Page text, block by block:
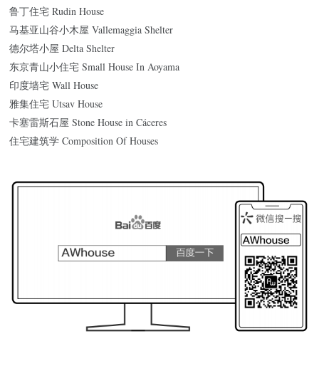
鲁丁住宅 Rudin House
马基亚山谷小木屋 Vallemaggia Shelter
德尔塔小屋 Delta Shelter
东京青山小住宅 Small House In Aoyama
印度墙宅 Wall House
雅集住宅 Utsav House
卡塞雷斯石屋 Stone House in Cáceres
住宅建筑学 Composition Of Houses